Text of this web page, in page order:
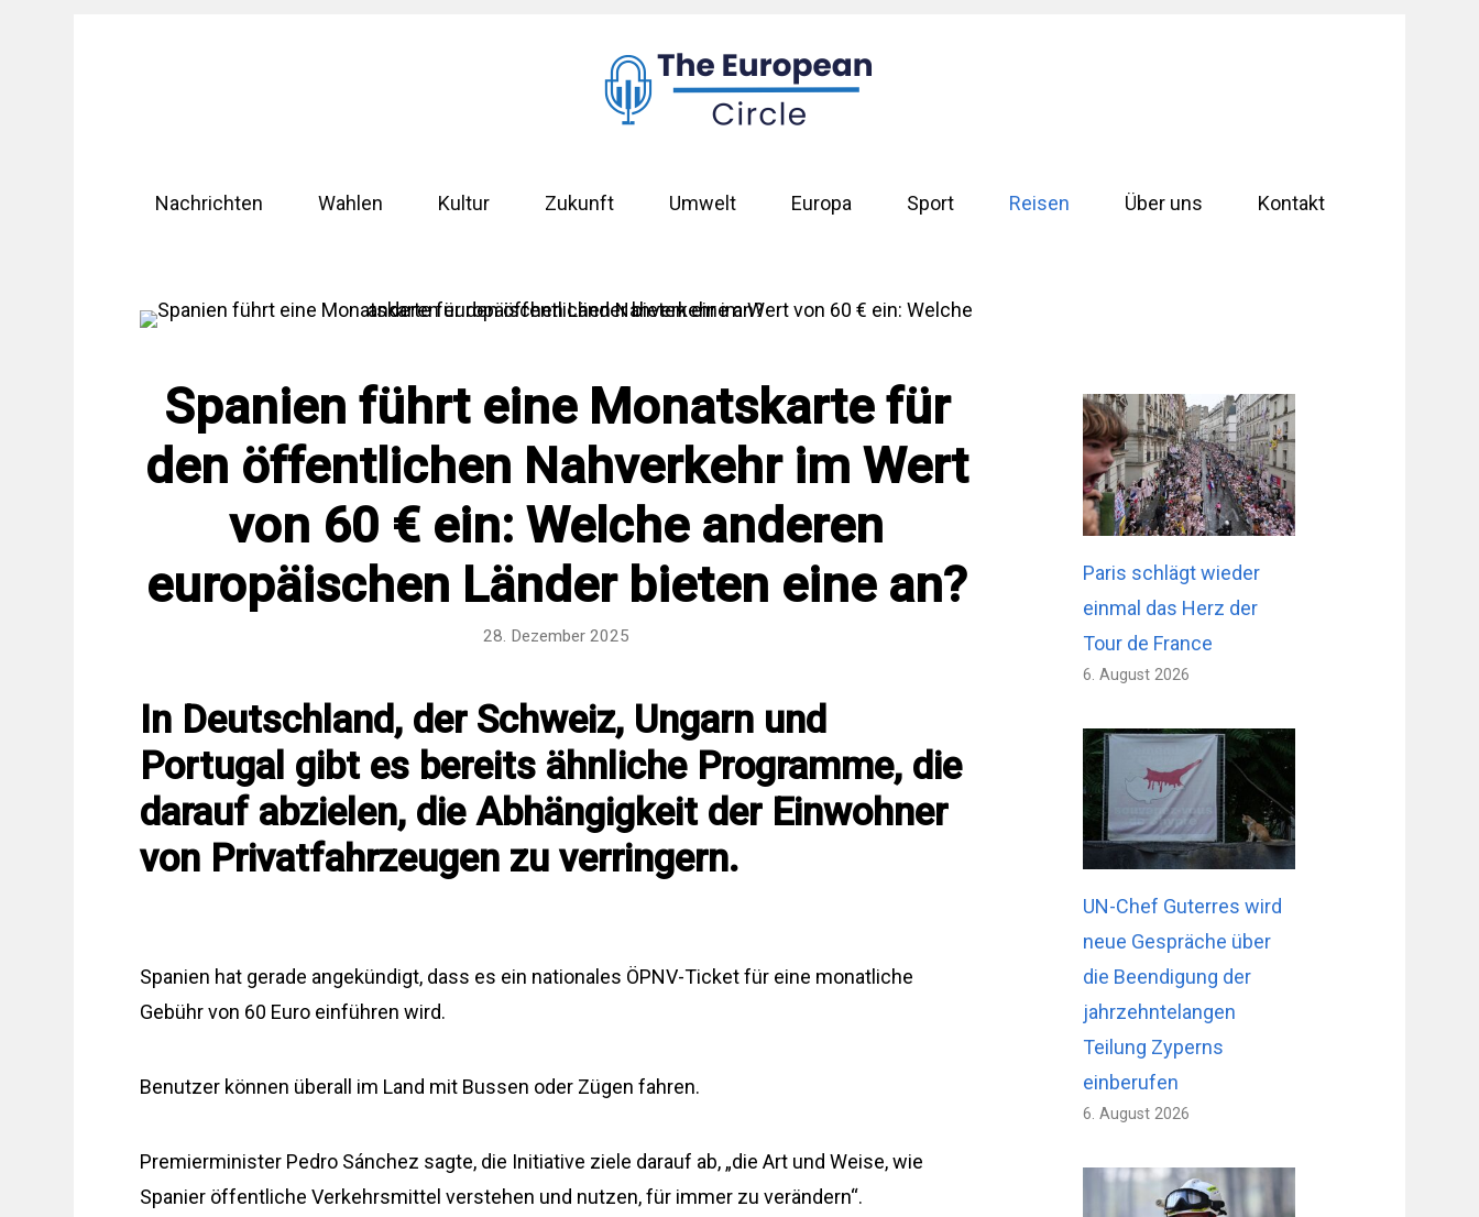
Nachrichten Wahlen Kultur Zukunft Umwelt Europa Sport Reisen Über uns Kontakt
Spanien führt eine Monatskarte für
den öffentlichen Nahverkehr im Wert
von 60 € ein: Welche anderen
europäischen Länder bieten eine an?
28. Dezember 2025
In Deutschland, der Schweiz, Ungarn und
Portugal gibt es bereits ähnliche Programme, die
darauf abzielen, die Abhängigkeit der Einwohner
von Privatfahrzeugen zu verringern.
Spanien hat gerade angekündigt, dass es ein nationales ÖPNV-Ticket für eine monatliche
Gebühr von 60 Euro einführen wird.
Benutzer können überall im Land mit Bussen oder Zügen fahren.
Premierminister Pedro Sánchez sagte, die Initiative ziele darauf ab, „die Art und Weise, wie
Spanier öffentliche Verkehrsmittel verstehen und nutzen, für immer zu verändern“.
Paris schlägt wieder
einmal das Herz der
Tour de France
6. August 2026
UN-Chef Guterres wird
neue Gespräche über
die Beendigung der
jahrzehntelangen
Teilung Zyperns
einberufen
6. August 2026